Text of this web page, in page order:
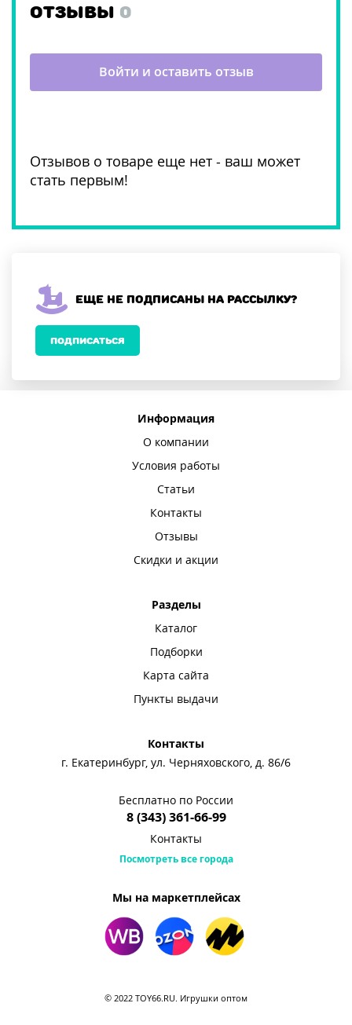
ОТЗЫВЫ 0
Отзывов о товаре еще нет - ваш может
стать первым!
Войти и оставить отзыв
Еще не подписаны на рассылку?
ПОДПИСАТЬСЯ
Информация
О компании
Условия работы
Статьи
Контакты
Отзывы
Скидки и акции
Разделы
Каталог
Подборки
Карта сайта
Пункты выдачи
Контакты
г. Екатеринбург, ул. Черняховского, д. 86/6
Бесплатно по России
8 (343) 361-66-99
Контакты
Посмотреть все города
Мы на маркетплейсах
© 2022 TOY66.RU. Игрушки оптом